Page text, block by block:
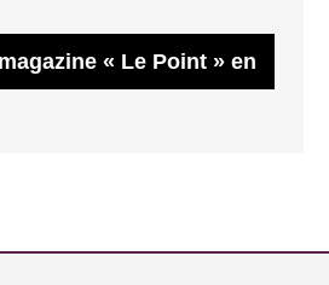
« Le Point » en